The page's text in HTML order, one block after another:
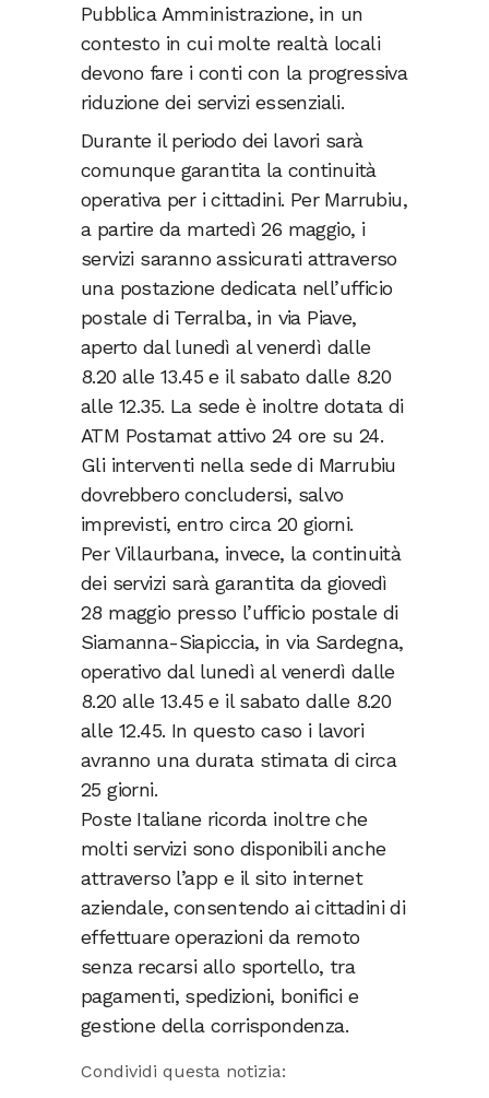
Pubblica Amministrazione, in un
contesto in cui molte realtà locali
devono fare i conti con la progressiva
riduzione dei servizi essenziali.
Durante il periodo dei lavori sarà
comunque garantita la continuità
operativa per i cittadini. Per Marrubiu,
a partire da martedì 26 maggio, i
servizi saranno assicurati attraverso
una postazione dedicata nell’ufficio
postale di Terralba, in via Piave,
aperto dal lunedì al venerdì dalle
8.20 alle 13.45 e il sabato dalle 8.20
alle 12.35. La sede è inoltre dotata di
ATM Postamat attivo 24 ore su 24.
Gli interventi nella sede di Marrubiu
dovrebbero concludersi, salvo
imprevisti, entro circa 20 giorni.
Per Villaurbana, invece, la continuità
dei servizi sarà garantita da giovedì
28 maggio presso l’ufficio postale di
Siamanna-Siapiccia, in via Sardegna,
operativo dal lunedì al venerdì dalle
8.20 alle 13.45 e il sabato dalle 8.20
alle 12.45. In questo caso i lavori
avranno una durata stimata di circa
25 giorni.
Poste Italiane ricorda inoltre che
molti servizi sono disponibili anche
attraverso l’app e il sito internet
aziendale, consentendo ai cittadini di
effettuare operazioni da remoto
senza recarsi allo sportello, tra
pagamenti, spedizioni, bonifici e
gestione della corrispondenza.
Condividi questa notizia: